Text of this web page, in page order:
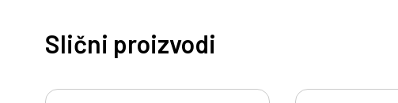
Slični proizvodi